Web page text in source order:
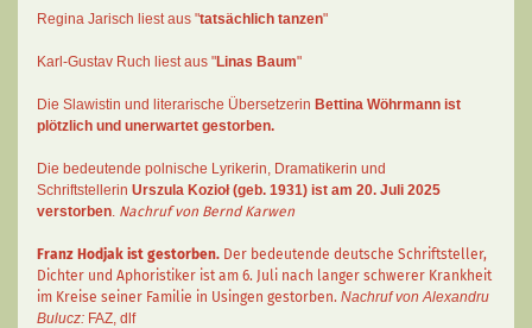
Regina Jarisch liest aus "tatsächlich tanzen"
Karl-Gustav Ruch liest aus "Linas Baum"
Die Slawistin und literarische Übersetzerin Bettina Wöhrmann ist
plötzlich und unerwartet gestorben.
Die bedeutende polnische Lyrikerin, Dramatikerin und
Schriftstellerin Urszula Kozioł (geb. 1931) ist am 20. Juli 2025
verstorben. Nachruf von Bernd Karwen
Franz Hodjak ist gestorben. Der bedeutende deutsche Schriftsteller,
Dichter und Aphoristiker ist am 6. Juli nach langer schwerer Krankheit
im Kreise seiner Familie in Usingen gestorben. Nachruf von Alexandru
Bulucz: FAZ, dlf